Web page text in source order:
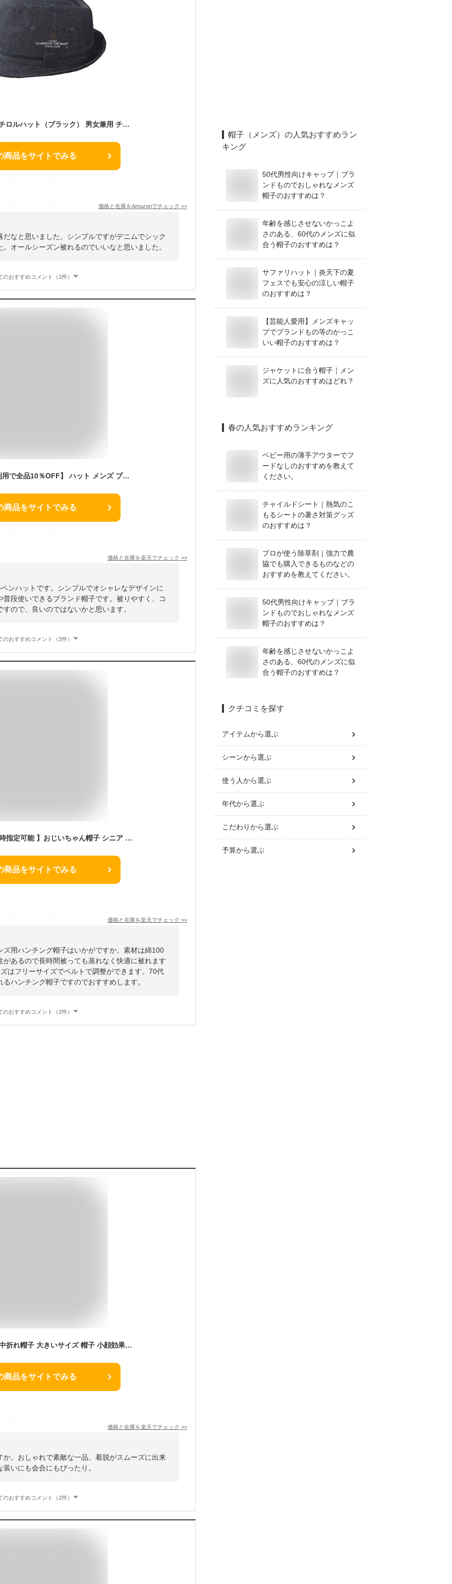
(C・U・P・C)デニムチロルハット（ブラック） 男女兼用 チロルハット アルペンハット 帽子 ぼうし ハット サハリハット サファリハット チロルハット おしゃれ オシャレ お洒落 ダンディ メンズ 男 男性 紳士 婦人 レディース 女性 女 オールシーズン 春 夏 秋 冬 綿 ジーンズ デニム かっこいい 格好いい シンプル 上品 C・U・P・C ポロクラブ ケンブリッジ大学ポロクラブ ブランド
商品をサイトでみる
価格と在庫をAmazonでチェック >>
なと思いました。シンプルですがデニムでシック
オールシーズン被れるのでいいなと思いました。
のおすすめコメント（2件）
【明日は◇クーポン利用で全品10％OFF】 ハット メンズ ブランド 帽子 小さいサイズ 大きいサイズ 春 夏 秋 冬 紳士帽子 父の日 プレゼント アルペンハット 50代 60代 70代 撥水 速乾 UVカット ベージュ サンドベージュ ネイビー 敬老の日 [ alpine hat ]
商品をサイトでみる
価格と在庫を楽天でチェック >>
ンハットです。シンプルでオシャレなデザインに
段使いできるブランド帽子です。被りやすく、コ
ので、良いのではないかと思います。
のおすすめコメント（3件）
【 無料ラッピング 日時指定可能 】おじいちゃん帽子 シニア メンズ 男性 ファッション 70代 80代 90代 贈り物 高齢者 紳士服 コットンヘリンボン ハンチング ギフト 誕生日プレゼント 綿 帽子
商品をサイトでみる
価格と在庫を楽天でチェック >>
用ハンチング帽子はいかがですか。素材は綿100
あるので長時間被っても蒸れなく快適に被れます
はフリーサイズでベルトで調整ができます。70代
ハンチング帽子ですのでおすすめします。
のおすすめコメント（2件）
中折れハット メンズ 中折れ帽子 大きいサイズ 帽子 小顔効果 ゴルフ アウトドア おしゃれ 中高年 お父さん 紳士 レトロ ファッション プレゼント 父親 誕生日 男性用 ぼうし 40代 50代 60代 70代 80代 90代 秋冬
商品をサイトでみる
価格と在庫を楽天でチェック >>
。おしゃれで素敵な一品。着脱がスムーズに出来
いにも会合にもぴったり。
のおすすめコメント（2件）
帽子（メンズ） の人気おすすめラン
キング
50代男性向けキャップ｜ブラ
ンドものでおしゃれなメンズ
帽子のおすすめは？
年齢を感じさせないかっこよ
さのある、60代のメンズに似
合う帽子のおすすめは？
サファリハット｜炎天下の夏
フェスでも安心の涼しい帽子
のおすすめは？
【芸能人愛用】メンズキャッ
プでブランドもの等のかっこ
いい帽子のおすすめは？
ジャケットに合う帽子｜メン
ズに人気のおすすめはどれ？
春の人気おすすめランキング
ベビー用の薄手アウターでフ
ードなしのおすすめを教えて
ください。
チャイルドシート｜熱気のこ
もるシートの暑さ対策グッズ
のおすすめは？
プロが使う除草剤｜強力で農
協でも購入できるものなどの
おすすめを教えてください。
50代男性向けキャップ｜ブラ
ンドものでおしゃれなメンズ
帽子のおすすめは？
年齢を感じさせないかっこよ
さのある、60代のメンズに似
合う帽子のおすすめは？
クチコミを探す
アイテムから選ぶ
シーンから選ぶ
使う人から選ぶ
年代から選ぶ
こだわりから選ぶ
予算から選ぶ